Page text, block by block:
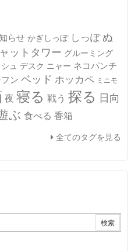
らせ かぎしっぽ しっぽ ぬ
ットタワー グルーミング
ュ デスク ニャー ネコパンチ
ン ベッド ホッカペ ミニモ
夜 寝る 戦う 探る 日向
ぶ 食べる 香箱
全てのタグを見る